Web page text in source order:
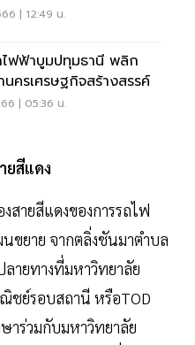
| 12:49 น.
ฟฟ้าบูมปทุมธานี พลิก
นครเศรษฐกิจสร้างสรรค์
| 05:36 น.
ยสีแดง
ายสีแดงของการรถไฟ
ขยาย จากตลิ่งชันมาตำบล
ายทางที่มหาวิทยาลัย
ย์รอบสถานี หรือTOD
ร่วมกับมหาวิทยาลัย